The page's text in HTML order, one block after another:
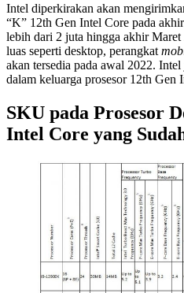
Intel diperkirakan akan
“K” 12th Gen Intel Core pada
lebih dari 2 juta hingga akhir
luas seperti desktop, perangkat
akan tersedia pada awal 2022.
dalam keluarga prosesor 12th
SKU pada Prosesor
Intel Core yang